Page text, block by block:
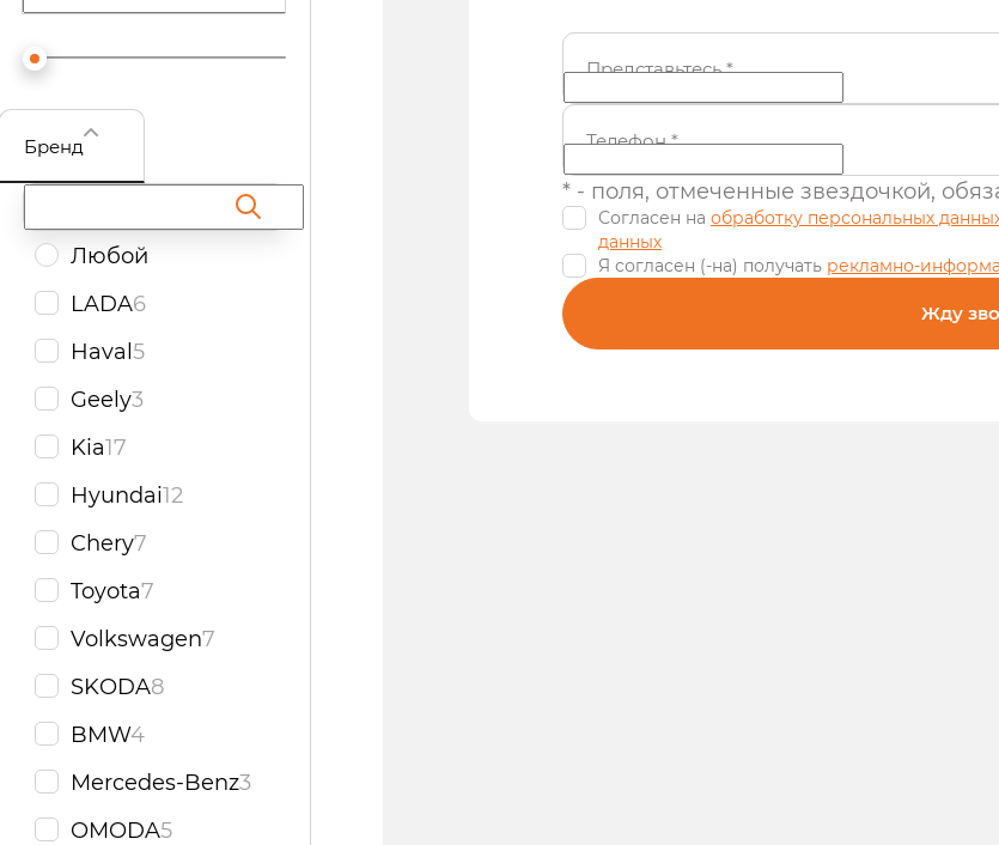
Бренд
Любой
LADA6
Haval5
Geely3
Kia17
Hyundai12
Chery7
Toyota7
Volkswagen7
SKODA8
BMW4
Mercedes‑Benz3
OMODA5
Представьтесь*
Телефон*
* - поля, отмеченные звездочкой,
Согласен на обработку персональных
данных
Я согласен (-на) получать рекламно-
Жду